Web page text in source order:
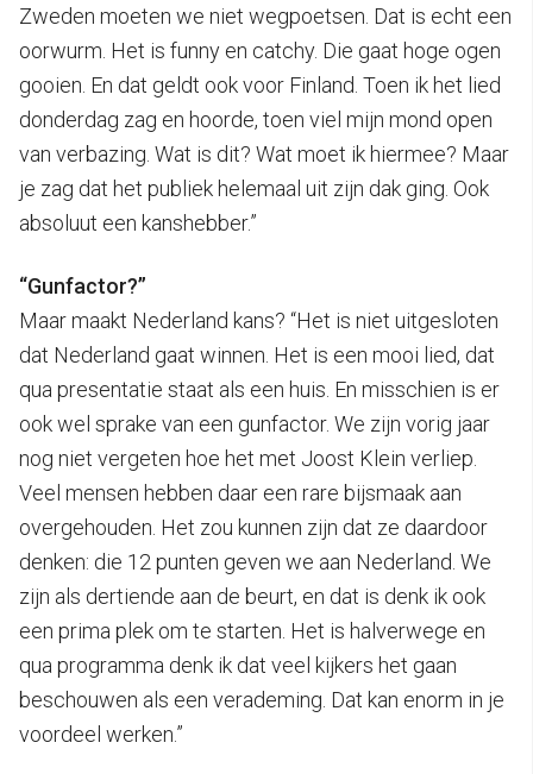
Zweden moeten we niet wegpoetsen. Dat is echt een
oorwurm. Het is funny en catchy. Die gaat hoge ogen
gooien. En dat geldt ook voor Finland. Toen ik het lied
donderdag zag en hoorde, toen viel mijn mond open
van verbazing. Wat is dit? Wat moet ik hiermee? Maar
je zag dat het publiek helemaal uit zijn dak ging. Ook
absoluut een kanshebber.”
“Gunfactor?”
Maar maakt Nederland kans? “Het is niet uitgesloten
dat Nederland gaat winnen. Het is een mooi lied, dat
qua presentatie staat als een huis. En misschien is er
ook wel sprake van een gunfactor. We zijn vorig jaar
nog niet vergeten hoe het met Joost Klein verliep.
Veel mensen hebben daar een rare bijsmaak aan
overgehouden. Het zou kunnen zijn dat ze daardoor
denken: die 12 punten geven we aan Nederland. We
zijn als dertiende aan de beurt, en dat is denk ik ook
een prima plek om te starten. Het is halverwege en
qua programma denk ik dat veel kijkers het gaan
beschouwen als een verademing. Dat kan enorm in je
voordeel werken.”